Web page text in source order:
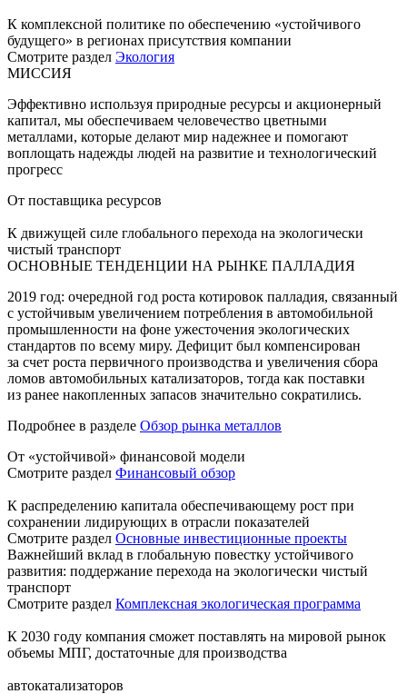
К комплексной политике по обеспечению «устойчивого
будущего» в регионах присутствия компании
Смотрите раздел Экология
МИССИЯ
Эффективно используя природные ресурсы и акционерный
капитал, мы обеспечиваем человечество цветными
металлами, которые делают мир надежнее и помогают
воплощать надежды людей на развитие и технологический
прогресс
От поставщика ресурсов
К движущей силе глобального перехода на экологически
чистый транспорт
ОСНОВНЫЕ ТЕНДЕНЦИИ НА РЫНКЕ ПАЛЛАДИЯ
2019 год: очередной год роста котировок палладия, связанный
с устойчивым увеличением потребления в автомобильной
промышленности на фоне ужесточения экологических
стандартов по всему миру. Дефицит был компенсирован
за счет роста первичного производства и увеличения сбора
ломов автомобильных катализаторов, тогда как поставки
из ранее накопленных запасов значительно сократились.
Подробнее в разделе Обзор рынка металлов
От «устойчивой» финансовой модели
Смотрите раздел Финансовый обзор
К распределению капитала обеспечивающему рост при
сохранении лидирующих в отрасли показателей
Смотрите раздел Основные инвестиционные проекты
Важнейший вклад в глобальную повестку устойчивого
развития: поддержание перехода на экологически чистый
транспорт
Смотрите раздел Комплексная экологическая программа
К 2030 году компания сможет поставлять на мировой рынок
объемы МПГ, достаточные для производства
автокатализаторов